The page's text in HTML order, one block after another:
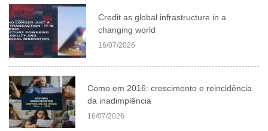
Credit as global infrastructure in a
changing world
16/07/2026
Como em 2016: crescimento e reincidência
da inadimplência
16/07/2026